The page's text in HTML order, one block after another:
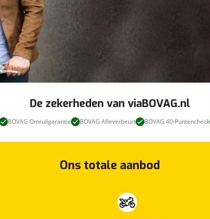
De zekerheden van viaBOVAG.nl
BOVAG Omruilgarantie BOVAG Afleverbeurt BOVAG 40-Puntencheck
Ons totale aanbod